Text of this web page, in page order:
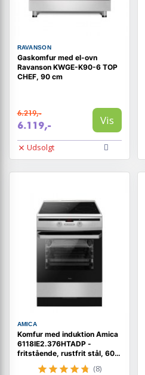
RAVANSON
Gaskomfur med el-ovn
Ravanson KWGE-K90-6 TOP
CHEF, 90 cm
6.219,-
6.119,- Vis
Udsolgt
AMICA
Komfur med induktion Amica
6118IE2.376HTADP -
fritstående, rustfrit stål, 60
(8)